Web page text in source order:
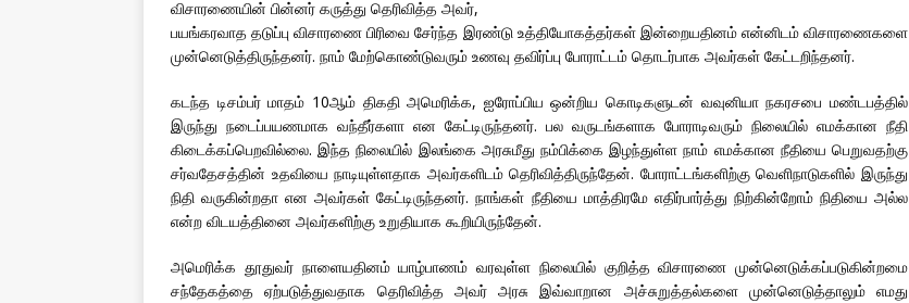
விசாரணையின் பின்னர் கருத்து தெரிவித்த அவர்,
பயங்கரவாத தடுப்பு விசாரணை பிரிவை சேர்ந்த இரண்டு உத்தியோகத்தர்கள் இன்றையதினம் என்னிடம் விசாரணைகளை
முன்னெடுத்திருந்தனர். நாம் மேற்கொண்டுவரும் உணவு தவிர்ப்பு போராட்டம் தொடர்பாக அவர்கள் கேட்டறிந்தனர்.
கடந்த டிசம்பர் மாதம் 10ஆம் திகதி அமெரிக்க, ஐரோப்பிய ஒன்றிய கொடிகளுடன் வவுனியா நகரசபை மண்டபத்தில்
இருந்து நடைப்பயணமாக வந்தீர்களா என கேட்டிருந்தனர். பல வருடங்களாக போராடிவரும் நிலையில் எமக்கான நீதி
கிடைக்கப்பெறவில்லை. இந்த நிலையில் இலங்கை அரசுமீது நம்பிக்கை இழந்துள்ள நாம் எமக்கான நீதியை பெறுவதற்கு
சர்வதேசத்தின் உதவியை நாடியுள்ளதாக அவர்களிடம் தெரிவித்திருந்தேன். போராட்டங்களிற்கு வெளிநாடுகளில் இருந்து
நிதி வருகின்றதா என அவர்கள் கேட்டிருந்தனர். நாங்கள் நீதியை மாத்திரமே எதிர்பார்த்து நிற்கின்றோம் நிதியை அல்ல
என்ற விடயத்தினை அவர்களிற்கு உறுதியாக கூறியிருந்தேன்.
அமெரிக்க தூதுவர் நாளையதினம் யாழ்பாணம் வரவுள்ள நிலையில் குறித்த விசாரணை முன்னெடுக்கப்படுகின்றமை
சந்தேகத்தை ஏற்படுத்துவதாக தெரிவித்த அவர் அரசு இவ்வாறான அச்சுறுத்தல்களை முன்னெடுத்தாலும் எமது